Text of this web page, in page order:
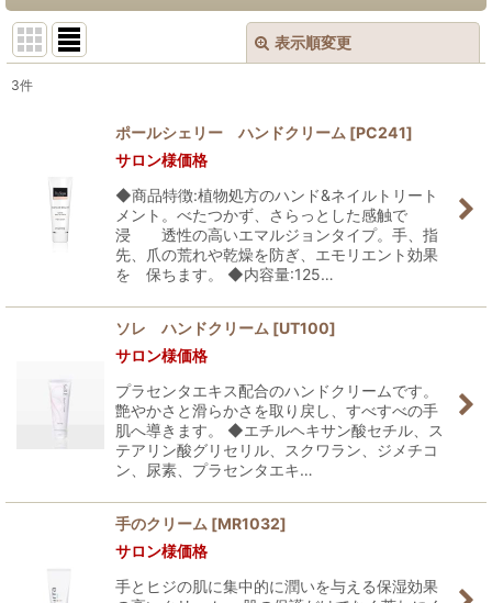
表示順変更
絞り込む
3件
ポールシェリー ハンドクリーム [PC241]
サロン様価格
◆商品特徴:植物処方のハンド&ネイルトリート
メント。べたつかず、さらっとした感触で
浸 透性の高いエマルジョンタイプ。手、指
先、爪の荒れや乾燥を防ぎ、エモリエント効果
を 保ちます。 ◆内容量:125…
ソレ ハンドクリーム [UT100]
サロン様価格
プラセンタエキス配合のハンドクリームです。
艶やかさと滑らかさを取り戻し、すべすべの手
肌へ導きます。 ◆エチルヘキサン酸セチル、ス
テアリン酸グリセリル、スクワラン、ジメチコ
ン、尿素、プラセンタエキ…
手のクリーム [MR1032]
サロン様価格
手とヒジの肌に集中的に潤いを与える保湿効果